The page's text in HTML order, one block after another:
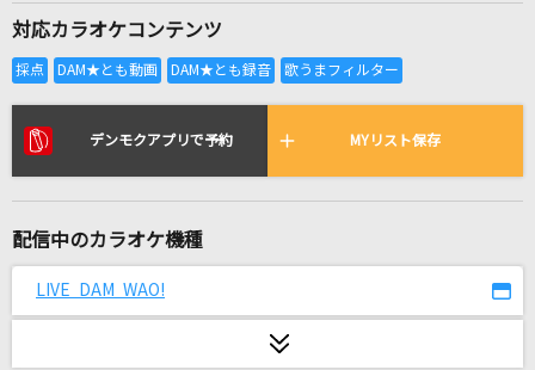
全国りれき
リアルタイムで歌われている曲の一覧
ハレンチ
対応カラオケコンテンツ
デンモクアプリで予約 MYリスト保存
配信中のカラオケ機種
LIVE DAM WAO!